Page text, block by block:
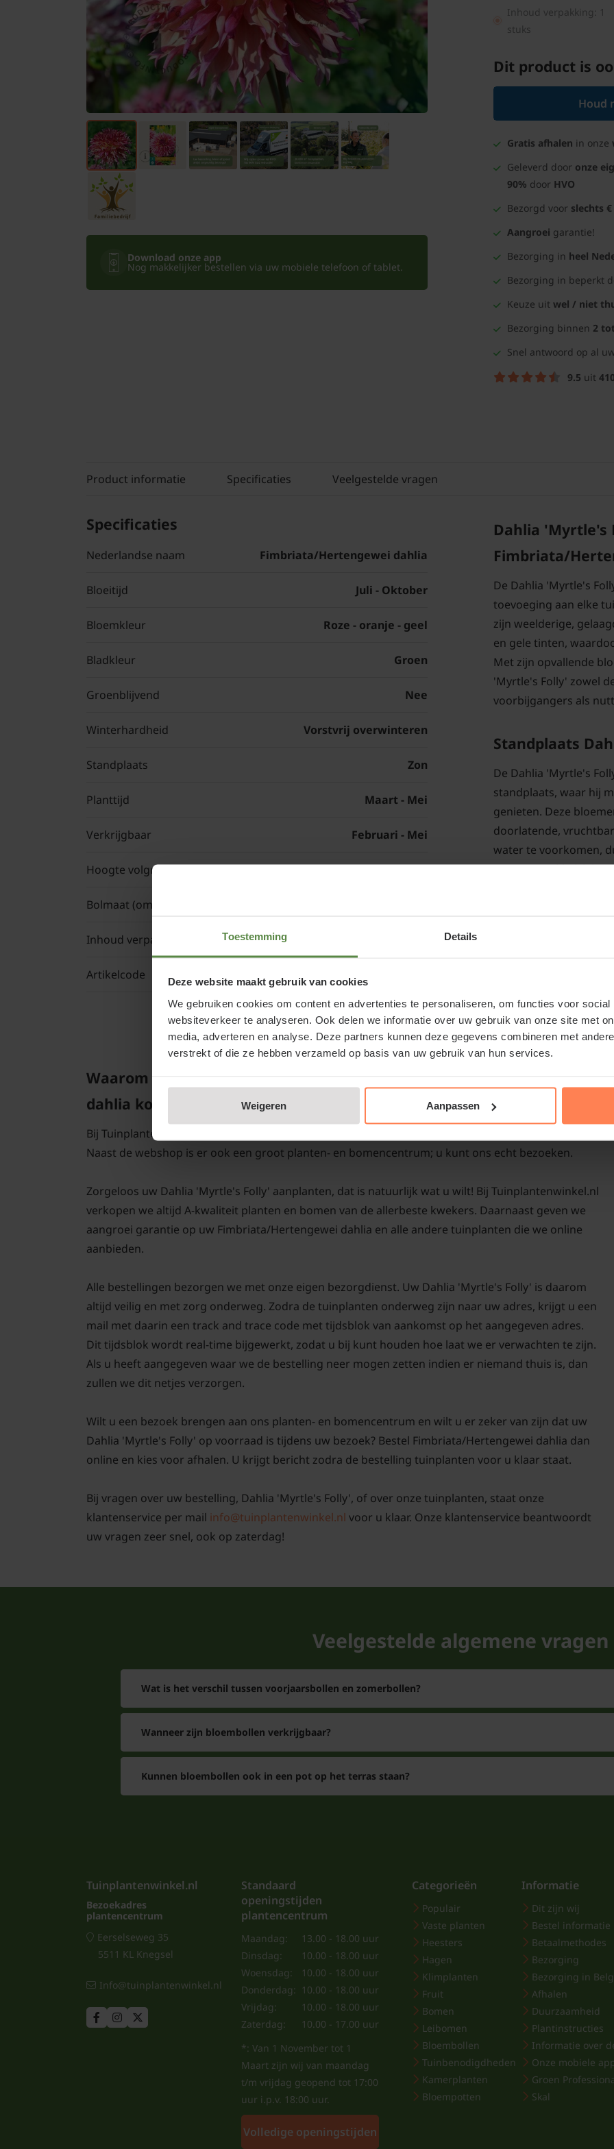
Toestemming Details
Deze website maakt gebruik van cookies
We gebruiken cookies om content en advertenties te personaliseren, om functies voor social
websiteverkeer te analyseren. Ook delen we informatie over uw gebruik van onze site met
media, adverteren en analyse. Deze partners kunnen deze gegevens combineren met
verstrekt of die ze hebben verzameld op basis van uw gebruik van hun services.
Weigeren Aanpassen
Bomen
Leibomen
Bloembollen
Tuinbenodigdheden
Kamerplanten
Bloempotten
Download onze app
Nog makkelijker bestellen via uw mobiele telefoon of tablet.
Inhoud verpakking: 1
stuks
Dit product is
Houd
Gratis afhalen in onze
Geleverd door onze
90% door HVO
Bezorgd voor slechts €
Aangroei garantie!
Bezorging in heel
Bezorging in beperkt
Keuze uit wel / niet
Bezorging binnen 2
Snel antwoord op al
9.5 uit
Product informatie Specificaties Veelgestelde vragen
Specificaties
Nederlandse naam Fimbriata/Hertengewei dahlia
Bloeitijd Juli - Oktober
Bloemkleur Roze - oranje - geel
Bladkleur Groen
Groenblijvend Nee
Winterhardheid Vorstvrij overwinteren
Standplaats Zon
Planttijd Maart - Mei
Verkrijgbaar Februari - Mei
Hoogte volgroeide plant 90 cm
Bolmaat (omtrek)
Inhoud verpakking
Artikelcode
Dahlia 'Myrtle's
Fimbriata/
De Dahlia 'Myrtle's
toevoeging aan elke
zijn weelderige,
en gele tinten,
Met zijn opvallende
'Myrtle's Folly' zowel
voorbijgangers als
Standplaats
De Dahlia 'Myrtle's
standplaats, waar hij
genieten. Deze
doorlatende,
water te voorkomen,
water gemakkelijk
verkleinen.
bloembedden als in
onderhouden
Het snoeien en
eenvoudig. Dode of
het groeiseizoen is het
water te geven, vooral
langzaam
worden toegepast om
Dahlia
Dahlia is geen
De knol van deze
zijn geheel uit de
open doos of luchtige
koele en donkere
of in een pot zoals u
Waarom Dahlia 'Myrtle's Folly' kopen of Fimbriata/Hertengewei
dahlia kopen bij Tuinplantenwinkel.nl
Bij Tuinplantenwinkel.nl koopt u een Fimbriata/Hertengewei dahlia bij een betrouwbare partij.
Naast de webshop is er ook een groot planten- en bomencentrum; u kunt ons echt bezoeken.
Zorgeloos uw Dahlia 'Myrtle's Folly' aanplanten, dat is natuurlijk wat u wilt! Bij Tuinplantenwinkel.nl
verkopen we altijd A-kwaliteit planten en bomen van de allerbeste kwekers. Daarnaast geven we
aangroei garantie op uw Fimbriata/Hertengewei dahlia en alle andere tuinplanten die we online
aanbieden.
Alle bestellingen bezorgen we met onze eigen bezorgdienst. Uw Dahlia 'Myrtle's Folly' is daarom
altijd veilig en met zorg onderweg. Zodra de tuinplanten onderweg zijn naar uw adres, krijgt u een
mail met daarin een track and trace code met tijdsblok van aankomst op het aangegeven adres.
Dit tijdsblok wordt real-time bijgewerkt, zodat u bij kunt houden hoe laat we er verwachten te zijn.
Als u heeft aangegeven waar we de bestelling neer mogen zetten indien er niemand thuis is, dan
zullen we dit netjes verzorgen.
Wilt u een bezoek brengen aan ons planten- en bomencentrum en wilt u er zeker van zijn dat uw
Dahlia 'Myrtle's Folly' op voorraad is tijdens uw bezoek? Bestel Fimbriata/Hertengewei dahlia dan
online en kies voor afhalen. U krijgt bericht zodra de bestelling tuinplanten voor u klaar staat.
Bij vragen over uw bestelling, Dahlia 'Myrtle's Folly', of over onze tuinplanten, staat onze
klantenservice per mail info@tuinplantenwinkel.nl voor u klaar. Onze klantenservice beantwoordt
uw vragen zeer snel, ook op zaterdag!
Veelgestelde algemene vragen
Wat is het verschil tussen voorjaarsbollen en zomerbollen?
Wanneer zijn bloembollen verkrijgbaar?
Kunnen bloembollen ook in een pot op het terras staan?
Tuinplantenwinkel.nl
Bezoekadres
plantencentrum
Eerselseweg 35
5511 KL Knegsel
Info@tuinplantenwinkel.nl
Standaard
openingstijden
plantencentrum
Maandag:
13.00 - 18.00 uur
Dinsdag:
10.00 - 18.00 uur
Woensdag:
10.00 - 18.00 uur
Donderdag: 10.00 - 18.00 uur
Vrijdag:
10.00 - 18.00 uur
Zaterdag:
10.00 - 17.00 uur
*: Van 1 November tot 1
Maart zijn wij van maandag
t/m vrijdag geopend tot 17:00
uur i.p.v. 18:00 uur.
Volledige openingstijden
Categorieën
Populair
Vaste planten
Heesters
Hagen
Klimplanten
Fruit
Bomen
Leibomen
Bloembollen
Tuinbenodigdheden
Kamerplanten
Bloempotten
Informatie
Dit zijn wij
Bestel informatie
Betaalmethodes
Bezorging
Bezorging in
Afhalen
Duurzaamheid
Plantinstructies
Informatie over
Onze mobiele
Groen
Skal